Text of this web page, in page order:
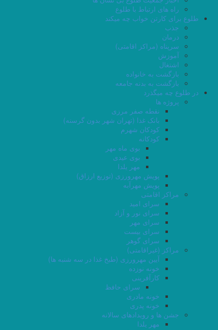
راه های ارتباط با طلوع
طلوع برای کارتن خواب چه میکند
جذب
درمان
سرپناه (مراکز اقامتی)
آموزش
اشتغال
بازگشت به خانواده
بازگشت به بدنه جامعه
در طلوع چه میگذرد
پروژه ها
نقطه صفر مرزی
بانک غذا (تهران شهر بدون گرسنه)
کودکان شهرم
کودکانه
بوی ماه مهر
بوی عیدی
مهر یلدا
پویش مهرورزی (توزیع ارزاق)
پویش مهرآبه
مراکز اقامتی
سرای امید
سرای نور و آزاد
سرای مهر
سرای بیست
سرای گوهر
مراکز (غیراقامتی)
آیین مهرورزی (طبخ غذا در سه شنبه ها)
خونه نوزده
کارآفرینی
سرای حافظ
خونه مادری
خونه پدری
جشن ها و رویدادهای سالانه
مهر یلدا